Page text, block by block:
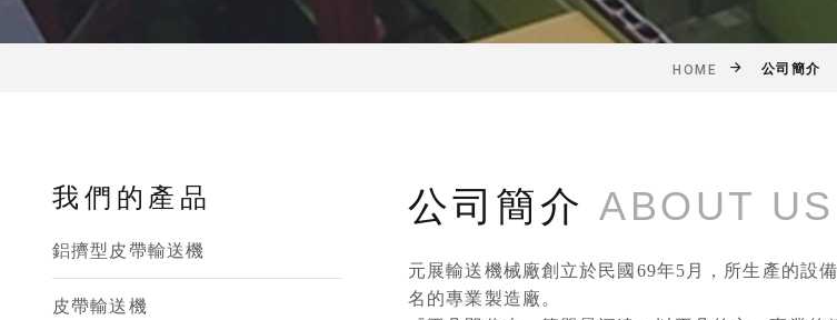
HOME 公司簡介
我們的產品
鋁擠型皮帶輸送機
皮帶輸送機
公司簡介 ABOUT US
元展輸送機械廠創立於民國69年5月，所生產的設
名的專業製造廠。